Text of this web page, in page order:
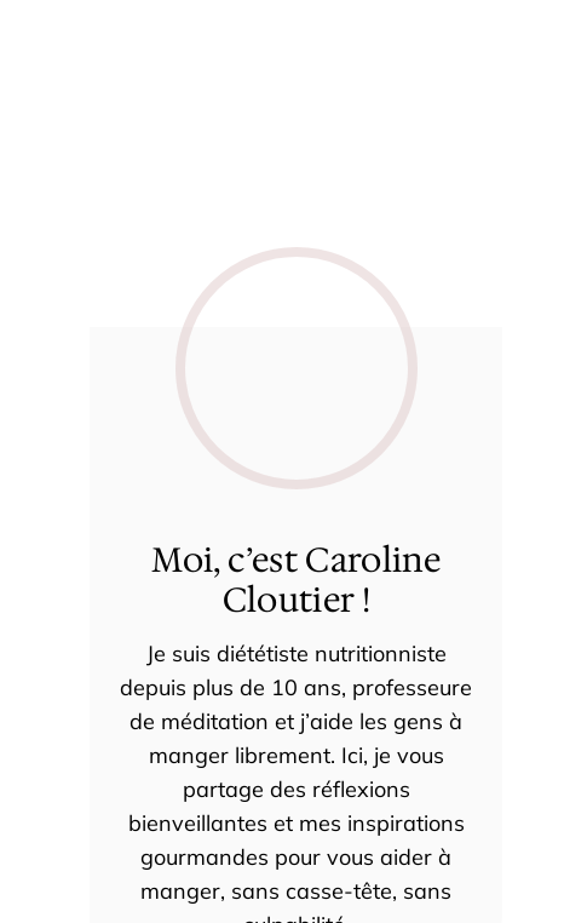
Moi, c’est Caroline
Cloutier !
Je suis diététiste nutritionniste
depuis plus de 10 ans, professeure
de méditation et j’aide les gens à
manger librement. Ici, je vous
partage des réflexions
bienveillantes et mes inspirations
gourmandes pour vous aider à
manger, sans casse-tête, sans